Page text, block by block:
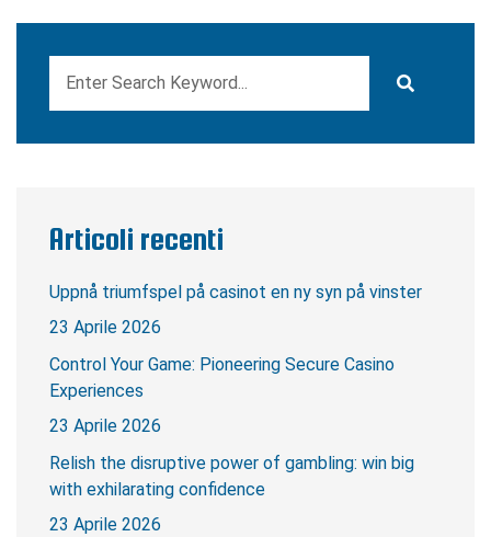
Articoli recenti
Uppnå triumfspel på casinot en ny syn på vinster
23 Aprile 2026
Control Your Game: Pioneering Secure Casino
Experiences
23 Aprile 2026
Relish the disruptive power of gambling: win big
with exhilarating confidence
23 Aprile 2026